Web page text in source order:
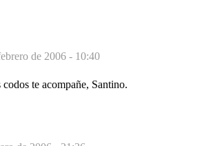
de 2006 - 10:40
te acompañe, Santino.